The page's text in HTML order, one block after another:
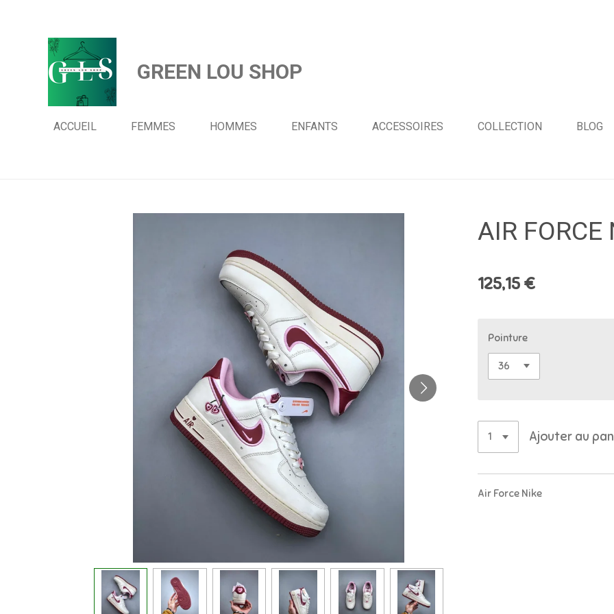
GREEN LOU SHOP
ACCUEIL FEMMES HOMMES ENFANTS ACCESSOIRES COLLECTION BLOG
AIR FORCE
125,15 €
Pointure
Ajouter au
Air Force Nike